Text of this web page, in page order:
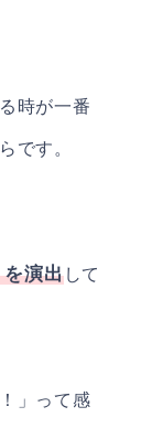
時が一番
です。
を演出して
」って感